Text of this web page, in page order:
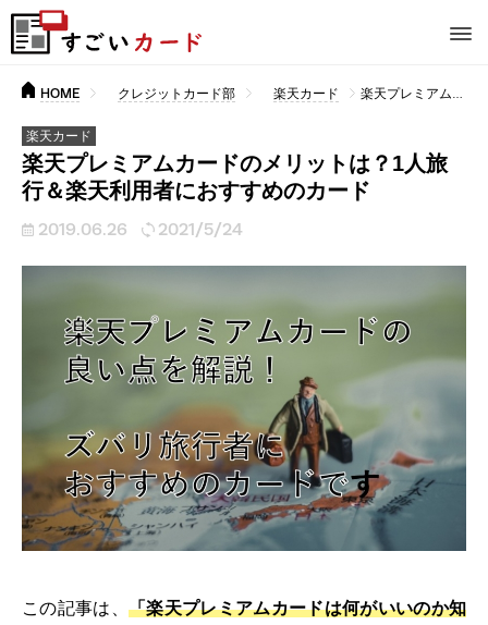
HOME クレジットカード部 楽天カード 楽天プレミアムカードのメリットは？1人旅行＆楽天利用者におすすめのカード
楽天カード
楽天プレミアムカードのメリットは？1人旅
行＆楽天利用者におすすめのカード
2019.06.26 2021/5/24
この記事は、 「楽天プレミアムカードは何がいいのか知